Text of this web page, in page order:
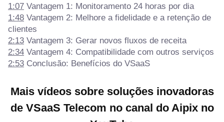
1:07 Vantagem 1: Monitoramento 24 horas por dia
1:48 Vantagem 2: Melhore a fidelidade e a retenção de
clientes
2:13 Vantagem 3: Gerar novos fluxos de receita
2:34 Vantagem 4: Compatibilidade com outros serviços
2:53 Conclusão: Benefícios do VSaaS
Mais vídeos sobre soluções inovadoras
de VSaaS Telecom no canal do Aipix no